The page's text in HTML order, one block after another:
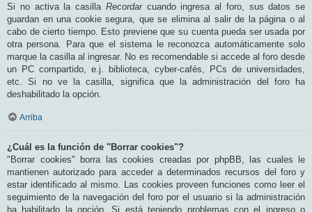
Si no activa la casilla Recordarcuando ingresa al foro, sus datos se
guardan en una cookie segura, que se elimina al salir de la página o al
cabo de cierto tiempo. Esto previene que su cuenta pueda ser usada por
otra persona. Para que el sistema le reconozca automáticamente solo
marque la casilla al ingresar. No es recomendable si accede al foro desde
un PC compartido, e.j. biblioteca, cyber-cafés, PCs de universidades,
etc. Si no ve la casilla, significa que la administración del foro ha
deshabilitado la opción.
Arriba
¿Cuál es la función de "Borrar cookies"?
"Borrar cookies" borra las cookies creadas por phpBB, las cuales le
mantienen autorizado para acceder a determinados recursos del foro y
estar identificado al mismo. Las cookies proveen funciones como leer el
seguimiento de la navegación del foro por el usuario si la administración
ha habilitado la opción. Si está teniendo problemas con el ingreso o